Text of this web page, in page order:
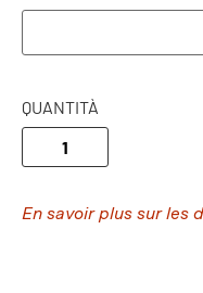
QUANTITÀ
En savoir plus sur les